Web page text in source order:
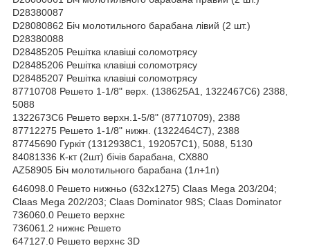
D28380087
D28080862 Біч молотильного барабана лівий (2 шт.)
D28380088
D28485205 Решітка клавіші соломотрясу
D28485206 Решітка клавіші соломотрясу
D28485207 Решітка клавіші соломотрясу
87710708 Решето 1-1/8" верх. (138625A1, 1322467C6) 2388,
5088
1322673C6 Решето верхн.1-5/8" (87710709), 2388
87712275 Решето 1-1/8" нижн. (1322464C7), 2388
87745690 Гуркіт (1312938C1, 192057C1), 5088, 5130
84081336 К-кт (2шт) бічів барабана, CX880
AZ58905 Біч молотильного барабана (1л+1п)
646098.0 Решето нижньо (632х1275) Claas Mega 203/204;
Claas Mega 202/203; Claas Dominator 98S; Claas Dominator
736060.0 Решето верхнє
736061.2 нижнє Решето
647127.0 Решето верхнє 3D